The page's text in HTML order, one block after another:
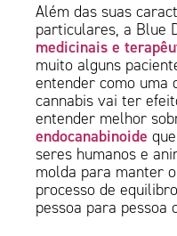
Além das suas
particulares, a Blue
medicinais e
muito alguns
entender como uma
cannabis vai ter
entender melhor
endocanabinoide
seres humanos e
molda para manter
processo de
pessoa para pessoa